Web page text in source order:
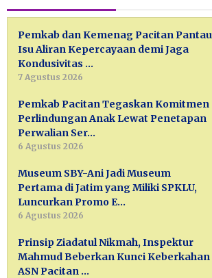
Pemkab dan Kemenag Pacitan Pantau
Isu Aliran Kepercayaan demi Jaga
Kondusivitas …
7 Agustus 2026
Pemkab Pacitan Tegaskan Komitmen
Perlindungan Anak Lewat Penetapan
Perwalian Ser…
6 Agustus 2026
Museum SBY-Ani Jadi Museum
Pertama di Jatim yang Miliki SPKLU,
Luncurkan Promo E…
6 Agustus 2026
Prinsip Ziadatul Nikmah, Inspektur
Mahmud Beberkan Kunci Keberkahan
ASN Pacitan …